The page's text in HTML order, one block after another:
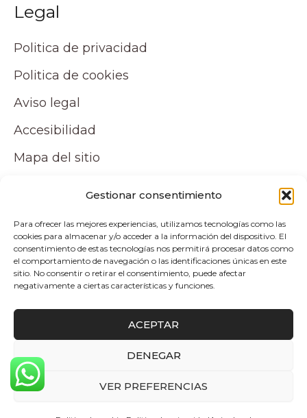
Gestionar consentimiento
Para ofrecer las mejores experiencias, utilizamos tecnologías como las
cookies para almacenar y/o acceder a la información del dispositivo. El
consentimiento de estas tecnologías nos permitirá procesar datos como
el comportamiento de navegación o las identificaciones únicas en este
sitio. No consentir o retirar el consentimiento, puede afectar
negativamente a ciertas características y funciones.
ACEPTAR
DENEGAR
VER PREFERENCIAS
Legal
Politica de privacidad
Politica de cookies
Aviso legal
Accesibilidad
Mapa del sitio
Tu cuenta
Mi cuenta
Carrito
Politica de envio y devoluciones
Copyright © 2026 Atelier by Pepita Home |